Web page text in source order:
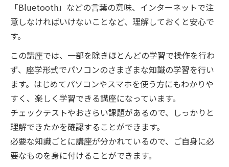
「Bluetooth」などの言葉の意味、インターネットで注
意しなければいけないことなど、理解しておくと安心で
す。
この講座では、一部を除きほとんどの学習で操作を行わ
ず、座学形式でパソコンのさまざまな知識の学習を行い
ます。はじめてパソコンやスマホを使う方にもわかりや
すく、楽しく学習できる講座になっています。
チェックテストやおさらい課題があるので、しっかりと
理解できたかを確認することができます。
必要な知識ごとに講座が分かれているので、ご自身に必
要なものを身に付けることができます。